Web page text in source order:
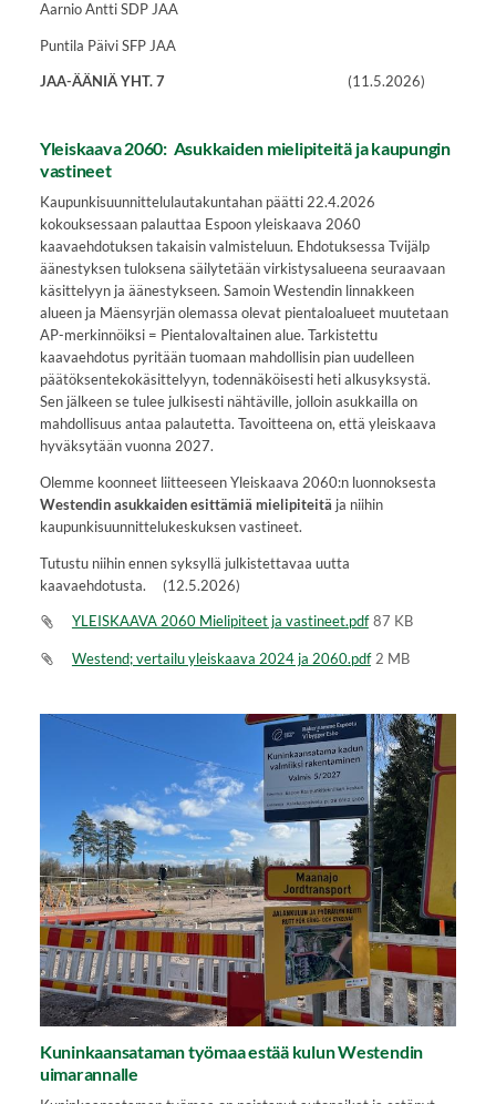
Aarnio Antti SDP JAA
Puntila Päivi SFP JAA
JAA-ÄÄNIÄ YHT. 7 (11.5.2026)
Yleiskaava 2060: Asukkaiden mielipiteitä ja kaupungin
vastineet
Kaupunkisuunnittelulautakuntahan päätti 22.4.2026
kokouksessaan palauttaa Espoon yleiskaava 2060
kaavaehdotuksen takaisin valmisteluun. Ehdotuksessa Tvijälp
äänestyksen tuloksena säilytetään virkistysalueena seuraavaan
käsittelyyn ja äänestykseen. Samoin Westendin linnakkeen
alueen ja Mäensyrjän olemassa olevat pientaloalueet muutetaan
AP-merkinnöiksi = Pientalovaltainen alue. Tarkistettu
kaavaehdotus pyritään tuomaan mahdollisin pian uudelleen
päätöksentekokäsittelyyn, todennäköisesti heti alkusyksystä.
Sen jälkeen se tulee julkisesti nähtäville, jolloin asukkailla on
mahdollisuus antaa palautetta. Tavoitteena on, että yleiskaava
hyväksytään vuonna 2027.
Olemme koonneet liitteeseen Yleiskaava 2060:n luonnoksesta
Westendin asukkaidenesittämiä mielipiteitä ja niihin
kaupunkisuunnittelukeskuksen vastineet.
Tutustu niihin ennen syksyllä julkistettavaa uutta
kaavaehdotusta. (12.5.2026)
YLEISKAAVA 2060 Mielipiteet ja vastineet.pdf 87 KB
Westend; vertailu yleiskaava 2024 ja 2060.pdf 2 MB
Kuninkaansataman työmaa estää kulun Westendin
uimarannalle